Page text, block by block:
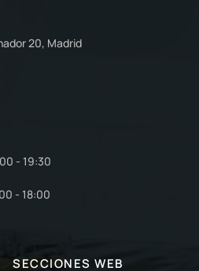
20, Madrid
- 19:30
- 18:00
SECCIONES WEB